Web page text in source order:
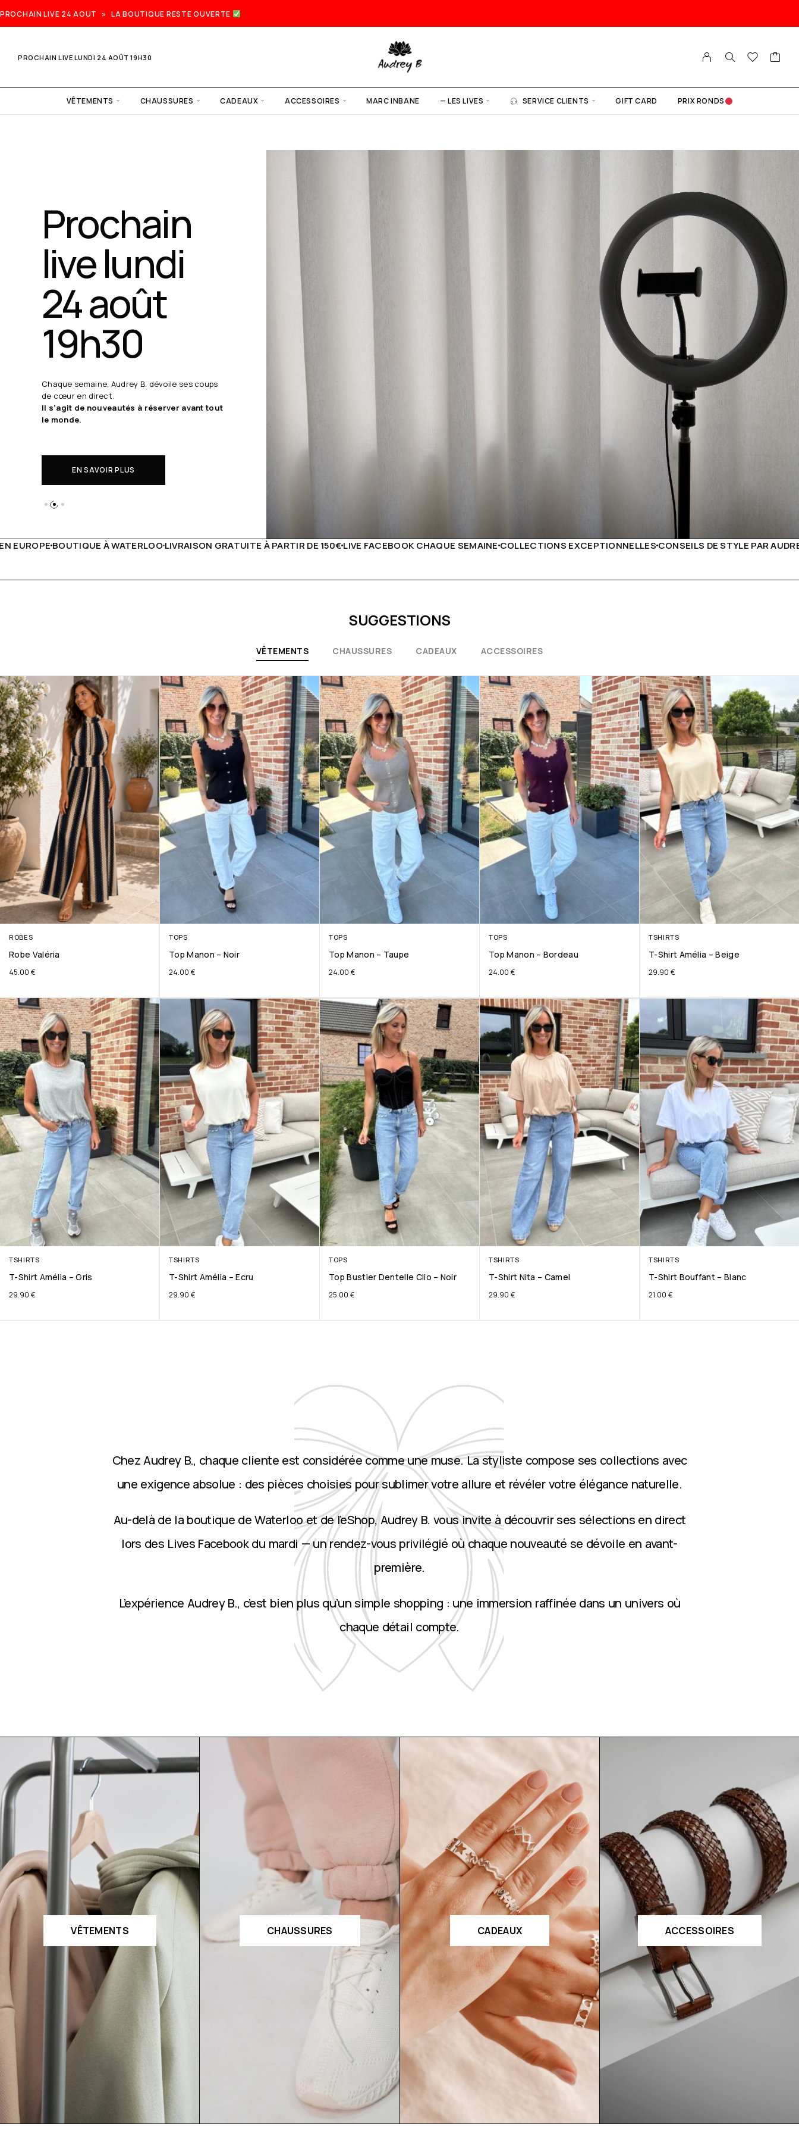
PROCHAIN LIVE 24 AOUT » LA BOUTIQUE RESTE OUVERTE
PROCHAIN LIVE LUNDI 24 AOÛT 19H30
VÊTEMENTS CHAUSSURES CADEAUX ACCESSOIRES MARC INBANE — LES LIVES SERVICE CLIENTS GIFT CARD PRIX RONDS
Prochain
live lundi
24 août
19h30
Chaque semaine, Audrey B. dévoile ses coups
de cœur en direct.
Il s'agit de nouveautés à réserver avant tout
le monde.
EN SAVOIR PLUS
LIVRAISON GRATUITE À PARTIR DE 150€LIVE FACEBOOK CHAQUE SEMAINECOLLECTIONS EXCEPTIONNELLES CONSEILS DE STYLE PAR AUDREY B LIVRAISON PARTOUT EN
SUGGESTIONS
VÊTEMENTS CHAUSSURES CADEAUX ACCESSOIRES
ROBES
Robe Valéria
45.00 €
TOPS
Top Manon – Noir
24.00 €
TOPS
Top Manon – Taupe
24.00 €
TOPS
Top Manon – Bordeau
24.00 €
TSHIRTS
T-Shirt Amélia – Beige
29.90 €
TSHIRTS
T-Shirt Amélia – Gris
29.90 €
TSHIRTS
T-Shirt Amélia – Ecru
29.90 €
TOPS
Top Bustier Dentelle Clio – Noir
25.00 €
TSHIRTS
T-Shirt Nita – Camel
29.90 €
TSHIRTS
T-Shirt Bouffant – Blanc
21.00 €
Chez Audrey B., chaque cliente est considérée comme une muse. La styliste compose ses collections avec
une exigence absolue : des pièces choisies pour sublimer votre allure et révéler votre élégance naturelle.
Au-delà de la boutique de Waterloo et de l’eShop, Audrey B. vous invite à découvrir ses sélections en direct
lors des Lives Facebook du mardi — un rendez-vous privilégié où chaque nouveauté se dévoile en avant-
première.
L’expérience Audrey B., c’est bien plus qu’un simple shopping : une immersion raffinée dans un univers où
chaque détail compte.
VÊTEMENTS CHAUSSURES CADEAUX ACCESSOIRES